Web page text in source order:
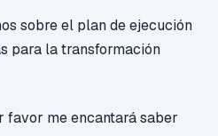
sobre el plan de ejecución
para la transformación
favor me encantará saber